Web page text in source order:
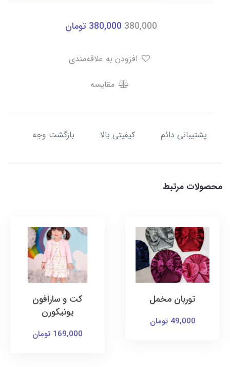
380,000
380,000 تومان
مقایسه
پشتیبانی دائم کیفیتی بالا بازگشت وجه
محصولات مرتبط
توربان مخمل
49,000 تومان
کت و سارافون
یونیکورن
169,000 تومان